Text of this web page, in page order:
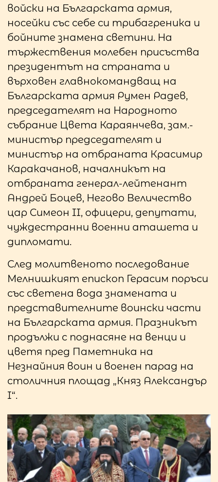
войски на Българската армия,
носейки със себе си трибагреника и
бойните знамена светини. На
тържествения молебен присъства
президентът на страната и
върховен главнокомандващ на
Българската армия Румен Радев,
председателят на Народното
събрание Цвета Караянчева, зам.-
министър председателят и
министър на отбраната Красимир
Каракачанов, началникът на
отбраната генерал-лейтенант
Андрей Боцев, Негово Величество
цар Симеон II, офицери, депутати,
чуждестранни военни аташета и
дипломати.
След молитвеното последование
Мелнишкият епископ Герасим поръси
със светена вода знамената и
представителните воински части
на Българската армия. Празникът
продължи с поднасяне на венци и
цветя пред Паметника на
Незнайния воин и военен парад на
столичния площад „Княз Александър
I“.